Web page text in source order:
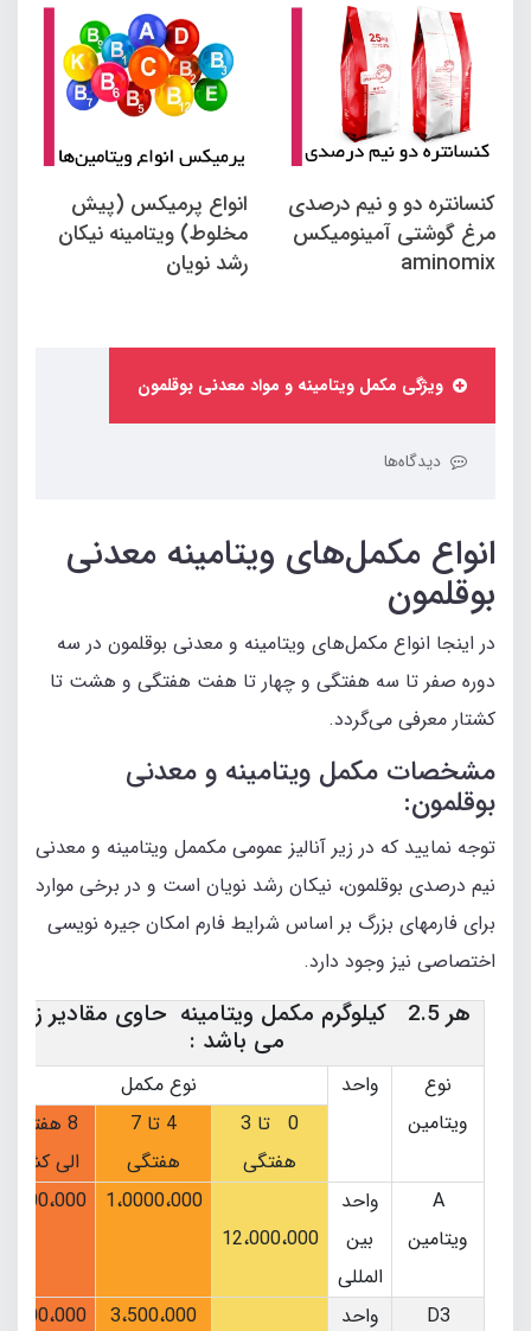
کنسانتره دو و نیم درصدی
مرغ گوشتی آمینومیکس
aminomix
انواع پرمیکس (پیش
مخلوط) ویتامینه نیکان
رشد نویان
ویژگی مکمل ویتامینه و مواد معدنی بوقلمون
دیدگاه‌ها
انواع مکمل‌های ویتامینه معدنی
بوقلمون
در اینجا انواع مکمل‌های ویتامینه و معدنی بوقلمون در سه
دوره صفر تا سه هفتگی و چهار تا هفت هفتگی و هشت تا
کشتار معرفی می‌گردد.
مشخصات مکمل ویتامینه و معدنی
بوقلمون:
توجه نمایید که در زیر آنالیز عمومی مکممل ویتامینه و معدنی
نیم درصدی بوقلمون، نیکان رشد نویان است و در برخی موارد
برای فارمهای بزرگ بر اساس شرایط فارم امکان جیره نویسی
اختصاصی نیز وجود دارد.
هر 2.5 کیلوگرم مکمل ویتامینه حاوی مقادیر زیر
می باشد :
نوع
ویتامین
واحد
نوع مکمل
0 تا 3
هفتگی
4 تا 7
هفتگی
8 هفتگی
الی کشتار
A
ویتامین
واحد
بین
المللی
12،000،000
1،0000،000 7،000،000
D3 واحد 3،500،000 3،000،000